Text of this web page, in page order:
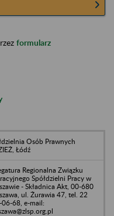
formularz
Osób Prawnych
Łódź
Regionalna Związku
Spółdzielni Pracy w
- Składnica Akt, 00-680
ul. Żurawia 47, tel. 22
68, e-mail: